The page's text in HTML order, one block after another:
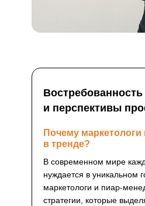
Востребованность
и перспективы
В современном мире
нуждается в уникальном
маркетологи и пиар-
стратегии, которые
Почему маркетологи
в тренде?